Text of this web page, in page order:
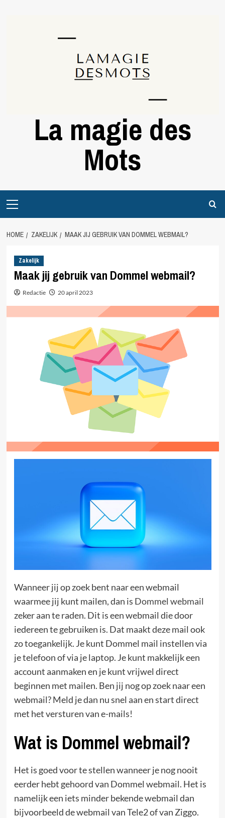
La magie des
Mots
Menu
HOME ZAKELIJK MAAK JIJ GEBRUIK VAN DOMMEL WEBMAIL?
Zakelijk
Maak jij gebruik van Dommel webmail?
Redactie 20 april 2023
Wanneer jij op zoek bent naar een webmail
waarmee jij kunt mailen, dan is Dommel webmail
zeker aan te raden. Dit is een webmail die door
iedereen te gebruiken is. Dat maakt deze mail ook
zo toegankelijk. Je kunt Dommel mail instellen via
je telefoon of via je laptop. Je kunt makkelijk een
account aanmaken en je kunt vrijwel direct
beginnen met mailen. Ben jij nog op zoek naar een
webmail? Meld je dan nu snel aan en start direct
met het versturen van e-mails!
Wat is Dommel webmail?
Het is goed voor te stellen wanneer je nog nooit
eerder hebt gehoord van Dommel webmail. Het is
namelijk een iets minder bekende webmail dan
bijvoorbeeld de webmail van Tele2 of van Ziggo.